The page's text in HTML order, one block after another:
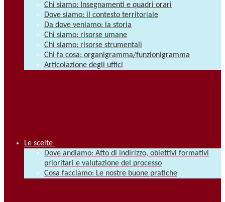
Chi siamo: Insegnamenti e quadri orari
Dove siamo: il contesto territoriale
Da dove veniamo: la storia
Chi siamo: risorse umane
Chi siamo: risorse strumentali
Chi fa cosa: organigramma/funzionigramma
Articolazione degli uffici
Le scelte
Dove andiamo: Atto di indirizzo, obiettivi formativi
prioritari e valutazione del processo
Cosa facciamo: Le nostre buone pratiche